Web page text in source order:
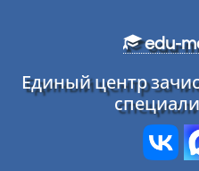
edu-
Единый центр